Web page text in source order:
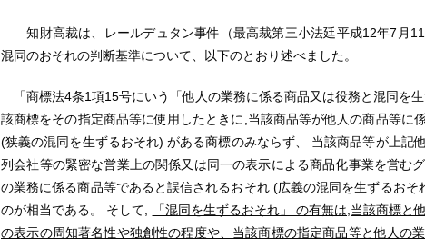
知財高裁は、レールデュタン事件（最高裁第三小法廷平成12年7月
混同のおそれの判断基準について、以下のとおり述べました。
「商標法4条1項15号にいう「他人の業務に係る商品又は役務と混同を
該商標をその指定商品等に使用したときに,当該商品等が他人の商品等に
(狭義の混同を生ずるおそれ) がある商標のみならず、 当該商品等が上記
列会社等の緊密な営業上の関係又は同一の表示による商品化事業を営む
の業務に係る商品等であると誤信されるおそれ (広義の混同を生ずるおそ
のが相当である。 そして,
「混同を生ずるおそれ」 の有無は,当該商標と
の表示の周知著名性や独創性の程度や、当該商標の指定商品等と他人の